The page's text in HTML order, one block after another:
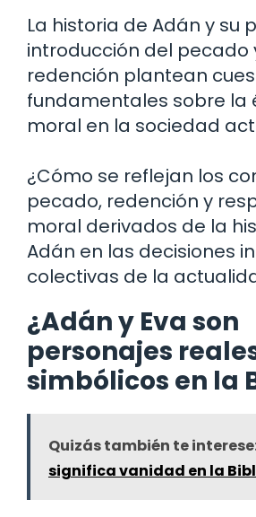
La historia de Adán y su
introducción del pecado
redención plantean
fundamentales sobre la
moral en la sociedad
¿Cómo se reflejan los
pecado, redención y
moral derivados de la
Adán en las decisiones
colectivas de la
¿Adán y Eva son
personajes
simbólicos en la
Quizás también te
significa vanidad en la